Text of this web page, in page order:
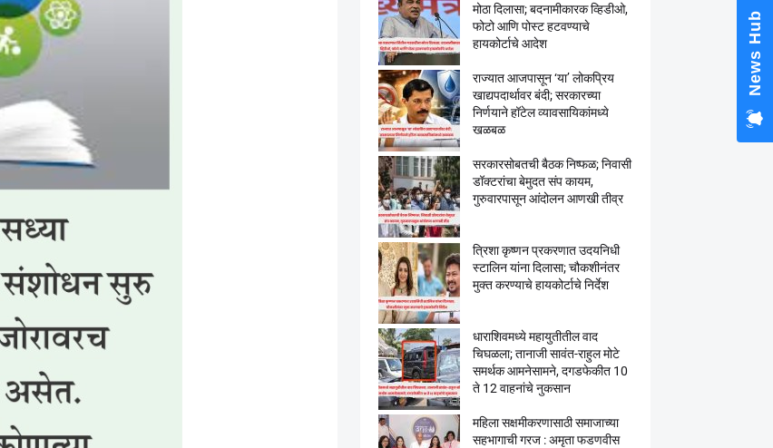
मोठा दिलासा; बदनामीकारक व्हिडीओ,
फोटो आणि पोस्ट हटवण्याचे
हायकोर्टाचे आदेश
राज्यात आजपासून ‘या’ लोकप्रिय
खाद्यपदार्थावर बंदी; सरकारच्या
निर्णयाने हॉटेल व्यावसायिकांमध्ये
खळबळ
सरकारसोबतची बैठक निष्फळ; निवासी
डॉक्टरांचा बेमुदत संप कायम,
गुरुवारपासून आंदोलन आणखी तीव्र
त्रिशा कृष्णन प्रकरणात उदयनिधी
स्टालिन यांना दिलासा; चौकशीनंतर
मुक्त करण्याचे हायकोर्टाचे निर्देश
धाराशिवमध्ये महायुतीतील वाद
चिघळला; तानाजी सावंत-राहुल मोटे
समर्थक आमनेसामने, दगडफेकीत 10
ते 12 वाहनांचे नुकसान
महिला सक्षमीकरणासाठी समाजाच्या
सहभागाची गरज : अमृता फडणवीस
News Hub